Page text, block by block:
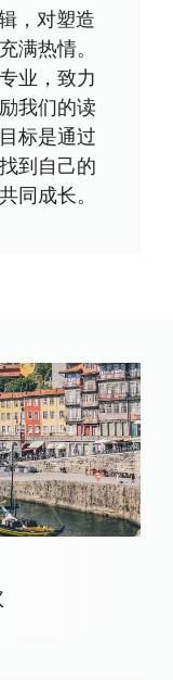
，对塑造
满热情。
业，致力
我们的读
标是通过
到自己的
同成长。